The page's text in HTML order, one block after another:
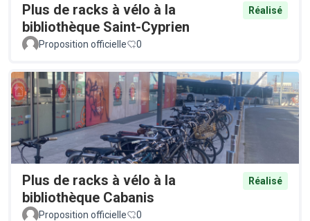
Plus de racks à vélo à la
bibliothèque Saint-Cyprien
Réalisé
Proposition officielle 0
Plus de racks à vélo à la
bibliothèque Cabanis
Réalisé
Proposition officielle 0